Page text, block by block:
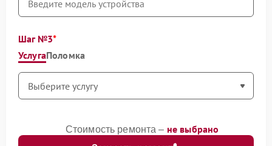
Шаг №3
УслугаПоломка
Стоимость ремонта – не выбрано